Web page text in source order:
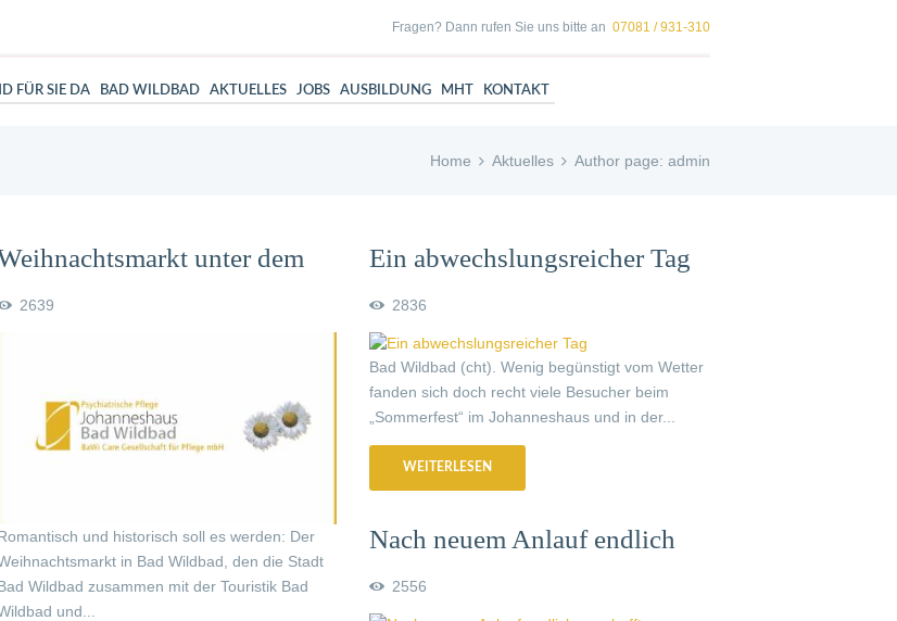
Fragen? Dann rufen Sie uns bitte an 07081 / 931-310
FÜR SIE DA BAD WILDBAD AKTUELLES JOBS AUSBILDUNG MHT KONTAKT
Home Aktuelles Author page: admin
unter dem
Motto: Winterzauber im
2639
und historisch soll es werden: Der
in Bad Wildbad, den die Stadt
Wildbad zusammen mit der Touristik Bad
und...
Ein abwechslungsreicher Tag
2836
Bad Wildbad (cht). Wenig begünstigt vom Wetter
fanden sich doch recht viele Besucher beim
„Sommerfest“ im Johanneshaus und in der...
WEITERLESEN
Nach neuem Anlauf endlich
geschafft
2556